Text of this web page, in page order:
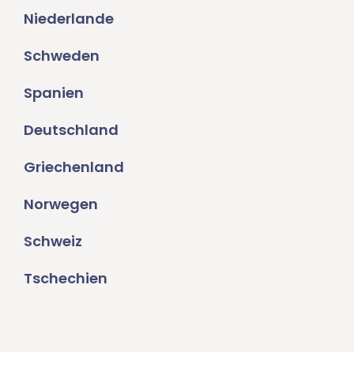
Niederlande
Schweden
Spanien
Deutschland
Griechenland
Norwegen
Schweiz
Tschechien